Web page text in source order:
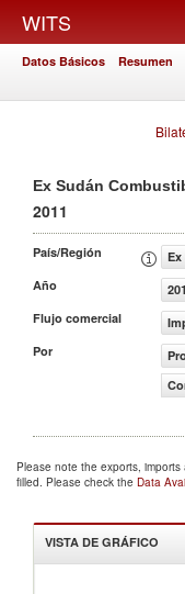
WITS
Datos Básicos Resumen
Ex Sudán
2011
País/Región
Ex
Año
Flujo comercial
Por
Please note the exports,
filled. Please check the Data
VISTA DE GRÁFICO